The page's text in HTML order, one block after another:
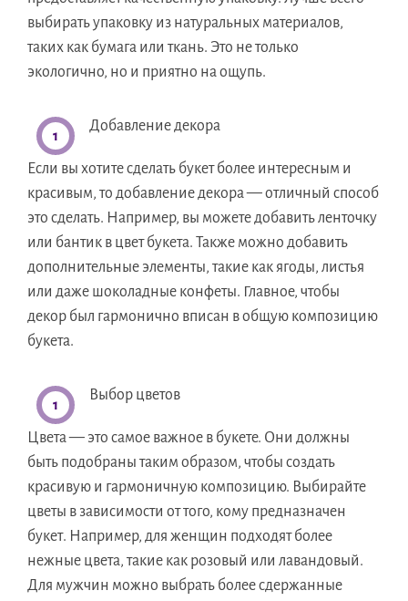
выбирать упаковку из натуральных материалов,
таких как бумага или ткань. Это не только
экологично, но и приятно на ощупь.
Добавление декора
Если вы хотите сделать букет более интересным и
красивым, то добавление декора — отличный способ
это сделать. Например, вы можете добавить ленточку
или бантик в цвет букета. Также можно добавить
дополнительные элементы, такие как ягоды, листья
или даже шоколадные конфеты. Главное, чтобы
декор был гармонично вписан в общую композицию
букета.
Выбор цветов
Цвета — это самое важное в букете. Они должны
быть подобраны таким образом, чтобы создать
красивую и гармоничную композицию. Выбирайте
цветы в зависимости от того, кому предназначен
букет. Например, для женщин подходят более
нежные цвета, такие как розовый или лавандовый.
Для мужчин можно выбрать более сдержанные